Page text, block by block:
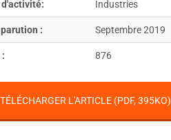
Industries
: Septembre 2019
876
TÉLÉCHARGER L'ARTICLE (PDF, 395KO)